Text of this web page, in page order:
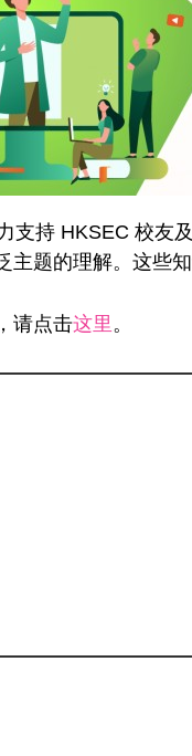
支持 HKSEC 校友
主题的理解。这些
请点击这里。